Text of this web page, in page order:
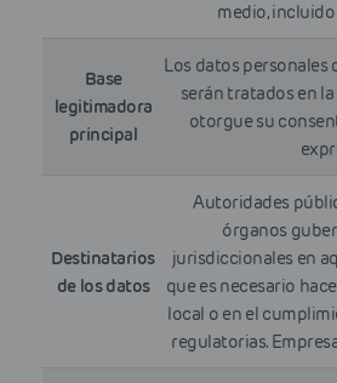
medio,
Base
legitimadora
principal
Los datos personales
serán tratados en
otorgue su
Destinatarios
de los datos
Autoridades
órganos
jurisdiccionales en
que es necesario
local o en el
regulatorias.